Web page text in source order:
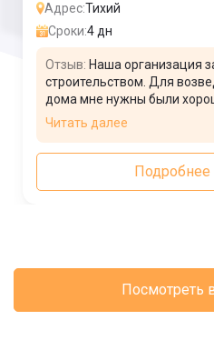
Адрес:Тихий
Сроки:4 дн
Отзыв: Наша организация
строительством. Для
дома мне нужны были
специалисты. Обратилась в
пригласила мастеров. Они
траншеи, столбчатый
пристойки в доме. Никаких
Читать далее
Подробнее
Посмотреть